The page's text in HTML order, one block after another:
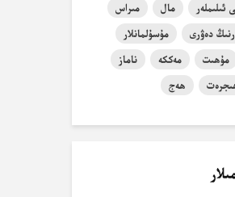
ئىلىملەر
مال
مىراس
دەۋرى
مۇسۇلمانلار
مۇھىت مەككە
ناماز
ھەج